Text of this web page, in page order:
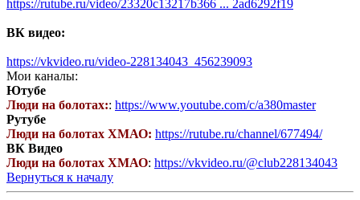
https://rutube.ru/video/23320c13217b366 ... 2ad6292f19
ВК видео:
https://vkvideo.ru/video-228134043_456239093
Мои каналы:
Ютубе
Люди на болотах:: https://www.youtube.com/c/a380master
Рутубе
Люди на болотах ХМАО: https://rutube.ru/channel/677494/
ВК Видео
Люди на болотах ХМАО: https://vkvideo.ru/@club228134043
Вернуться к началу